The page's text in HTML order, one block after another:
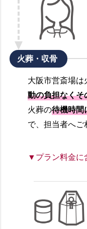
火葬・収骨
大阪市営斎場は
動の負担なくそ
火葬の待機時間
で、担当者へご
▼プラン料金に